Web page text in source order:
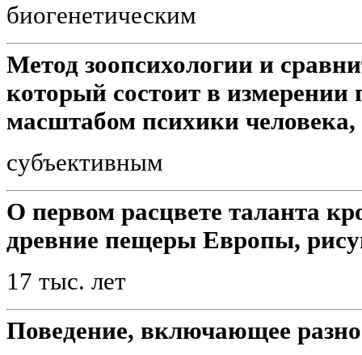
биогенетическим
Метод зоопсихологии и
который состоит в
масштабом психики человека,
субъективным
О первом расцвете таланта
древние пещеры Европы,
17 тыс. лет
Поведение, включающее